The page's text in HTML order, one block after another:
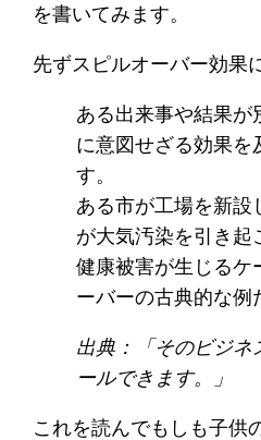
を書いてみます。
先ずスピルオーバー効果
ある出来事や結果が
に意図せざる効果を
す。
ある市が工場を新設
が大気汚染を引き起
健康被害が生じるケ
ーバーの古典的な例
出典：「そのビジネ
ールできます。」
これを読んでもしも子供